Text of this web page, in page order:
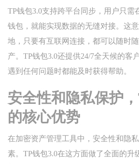
TP钱包3.0支持跨平台同步，用户只需
钱包，就能实现数据的无缝对接。这
地，只要有互联网连接，都可以随时
产。TP钱包3.0还提供24/7全天候的客
遇到任何问题时都能及时获得帮助。
安全性和隐私保护
的核心优势
在加密资产管理工具中，安全性和隐
素。TP钱包3.0在这方面做了全面的升